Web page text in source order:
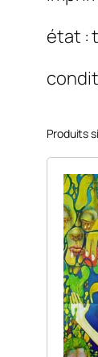
état :
Produits